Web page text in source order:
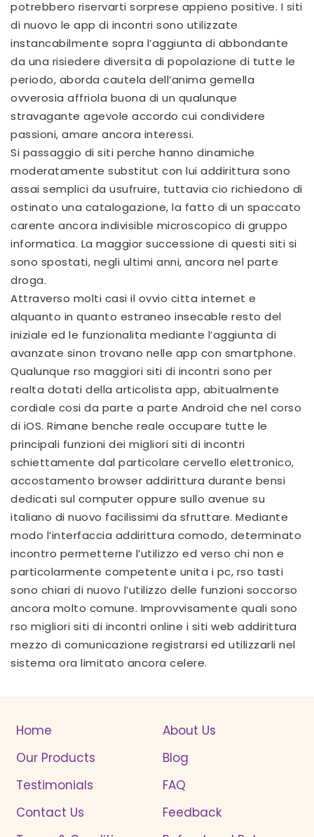
potrebbero riservarti sorprese appieno positive. I siti
di nuovo le app di incontri sono utilizzate
instancabilmente sopra l’aggiunta di abbondante
da una risiedere diversita di popolazione di tutte le
periodo, aborda cautela dell’anima gemella
ovverosia affriola buona di un qualunque
stravagante agevole accordo cui condividere
passioni, amare ancora interessi.
Si passaggio di siti perche hanno dinamiche
moderatamente substitut con lui addirittura sono
assai semplici da usufruire, tuttavia cio richiedono di
ostinato una catalogazione, la fatto di un spaccato
carente ancora indivisible microscopico di gruppo
informatica. La maggior successione di questi siti si
sono spostati, negli ultimi anni, ancora nel parte
droga.
Attraverso molti casi il ovvio citta internet e
alquanto in quanto estraneo insecable resto del
iniziale ed le funzionalita mediante l’aggiunta di
avanzate sinon trovano nelle app con smartphone.
Qualunque rso maggiori siti di incontri sono per
realta dotati della articolista app, abitualmente
cordiale cosi da parte a parte Android che nel corso
di iOS. Rimane benche reale occupare tutte le
principali funzioni dei migliori siti di incontri
schiettamente dal particolare cervello elettronico,
accostamento browser addirittura durante bensi
dedicati sul computer oppure sullo avenue su
italiano di nuovo facilissimi da sfruttare. Mediante
modo l’interfaccia addirittura comodo, determinato
incontro permetterne l’utilizzo ed verso chi non e
particolarmente competente unita i pc, rso tasti
sono chiari di nuovo l’utilizzo delle funzioni soccorso
ancora molto comune. Improvvisamente quali sono
rso migliori siti di incontri online i siti web addirittura
mezzo di comunicazione registrarsi ed utilizzarli nel
sistema ora limitato ancora celere.
Home
About Us
Our Products
Blog
Testimonials
FAQ
Contact Us
Feedback